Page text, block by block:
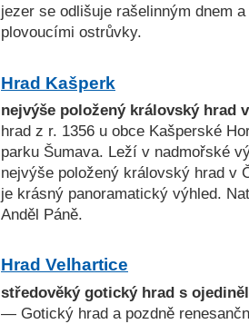
jezer se odlišuje rašelinným dnem
plovoucími ostrůvky.
Hrad Kašperk
nejvýše položený královský hrad
hrad z r. 1356 u obce Kašperské
parku Šumava. Leží v nadmořské
nejvýše položený královský hrad v
je krásný panoramatický výhled.
Anděl Páně.
Hrad Velhartice
středověký gotický hrad s
— Gotický hrad a pozdně